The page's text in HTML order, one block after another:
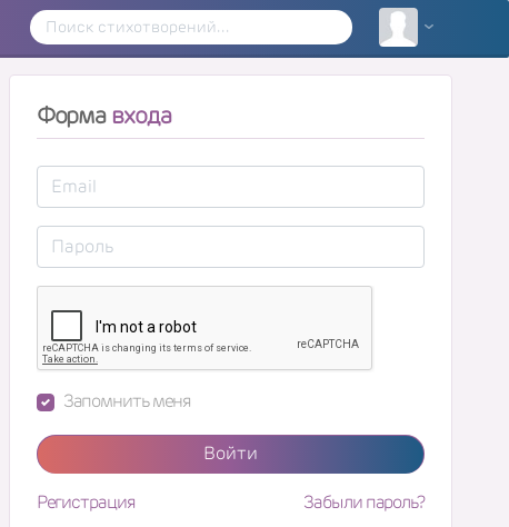
Форма входа
Запомнить меня
Войти
Регистрация Забыли пароль?